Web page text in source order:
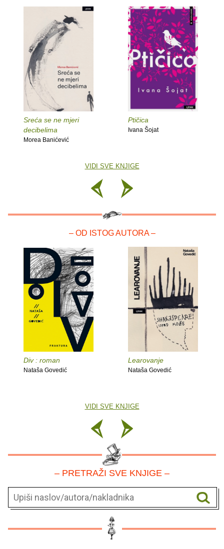
Sreća se ne mjeri
decibelima
Morea Banićević
Ptičica
Ivana Šojat
VIDI SVE KNJIGE
– OD ISTOG AUTORA –
Div : roman
Nataša Govedić
Learovanje
Nataša Govedić
VIDI SVE KNJIGE
– PRETRAŽI SVE KNJIGE –